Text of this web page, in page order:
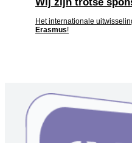
Het internationale
Erasmus!